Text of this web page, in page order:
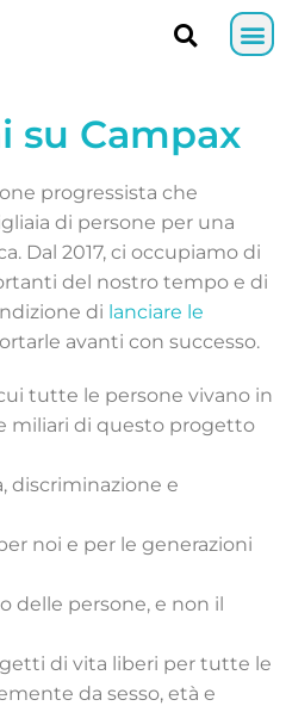
su Campax
progressista che
di persone per una
Dal 2017, ci occupiamo di
del nostro tempo e di
di lanciare le
avanti con successo.
tutte le persone vivano in
miliari di questo progetto
discriminazione e
noi e per le generazioni
delle persone, e non il
di vita liberi per tutte le
da sesso, età e